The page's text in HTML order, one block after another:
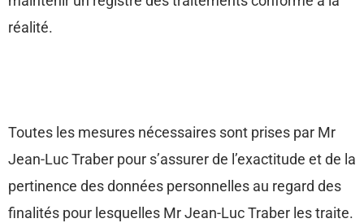
réalité.
Toutes les mesures nécessaires sont prises par Mr
Jean-Luc Traber pour s’assurer de l’exactitude et de la
pertinence des données personnelles au regard des
finalités pour lesquelles Mr Jean-Luc Traber les traite.